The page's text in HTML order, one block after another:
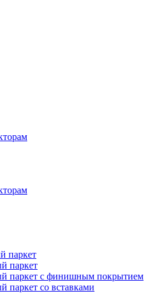
паркет
паркет
паркет с финишным покрытием
паркет со вставками